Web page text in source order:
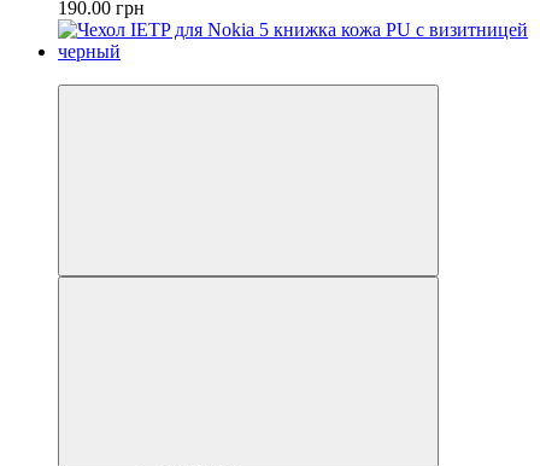
190.00 грн